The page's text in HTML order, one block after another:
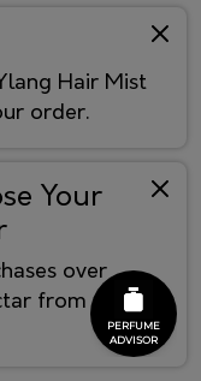
Hair Mist
order.
Your
over
from our